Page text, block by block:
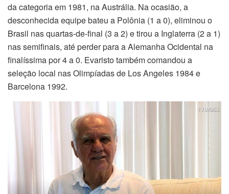
da categoria em 1981, na Austrália. Na ocasião, a
desconhecida equipe bateu a Polônia (1 a 0), eliminou o
Brasil nas quartas-de-final (3 a 2) e tirou a Inglaterra (2 a 1)
nas semifinais, até perder para a Alemanha Ocidental na
finalíssima por 4 a 0. Evaristo também comandou a
seleção local nas Olimpíadas de Los Angeles 1984 e
Barcelona 1992.